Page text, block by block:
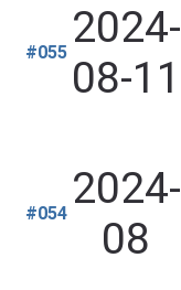
#055 2024-
08-11
#054 2024-
08